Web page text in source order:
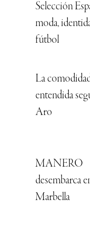
Selección
moda,
fútbol
La
entendida
Aro
MANERO
desembarca
Marbella